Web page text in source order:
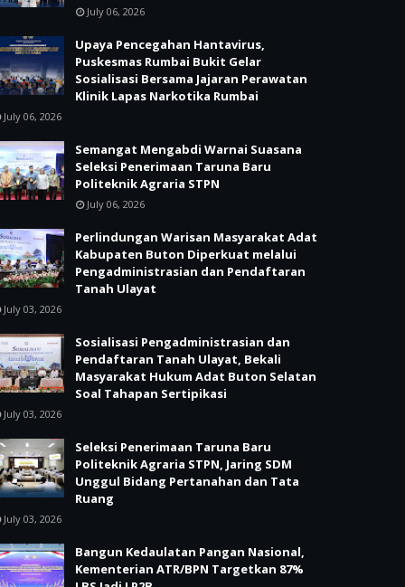
July 06, 2026
Upaya Pencegahan Hantavirus,
Puskesmas Rumbai Bukit Gelar
Sosialisasi Bersama Jajaran Perawatan
Klinik Lapas Narkotika Rumbai
July 06, 2026
Semangat Mengabdi Warnai Suasana
Seleksi Penerimaan Taruna Baru
Politeknik Agraria STPN
July 06, 2026
Perlindungan Warisan Masyarakat Adat
Kabupaten Buton Diperkuat melalui
Pengadministrasian dan Pendaftaran
Tanah Ulayat
July 03, 2026
Sosialisasi Pengadministrasian dan
Pendaftaran Tanah Ulayat, Bekali
Masyarakat Hukum Adat Buton Selatan
Soal Tahapan Sertipikasi
July 03, 2026
Seleksi Penerimaan Taruna Baru
Politeknik Agraria STPN, Jaring SDM
Unggul Bidang Pertanahan dan Tata
Ruang
July 03, 2026
Bangun Kedaulatan Pangan Nasional,
Kementerian ATR/BPN Targetkan 87%